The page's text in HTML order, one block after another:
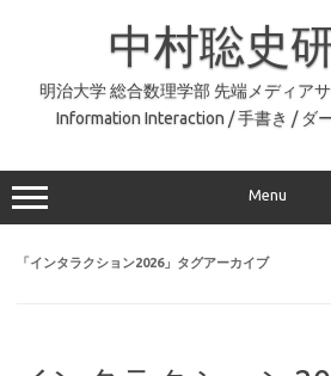
中村聡史
明治大学 総合数理学部 先端メディア
Information Interaction / 手書き / ダ
Menu
「インタラクション2026」タグアーカイブ